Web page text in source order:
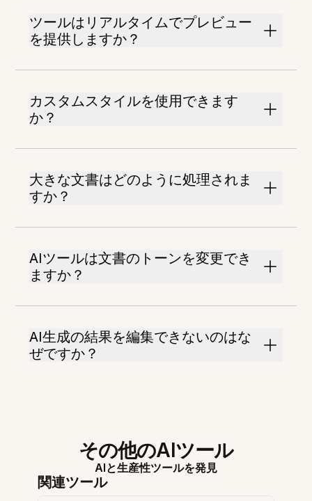
ツールはリアルタイムでプレビュー
を提供しますか？
カスタムスタイルを使用できます
か？
大きな文書はどのように処理されま
すか？
AIツールは文書のトーンを変更でき
ますか？
AI生成の結果を編集できないのはな
ぜですか？
その他のAIツール
AIと生産性ツールを発見
関連ツール